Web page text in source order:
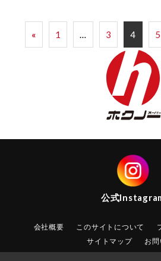
ゲ
ン
« 1 … 3 4 5
公式
会社概要 このサイトについて
サイトマップ
お